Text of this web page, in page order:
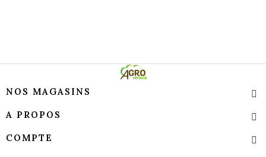
NOS MAGASINS
A PROPOS
COMPTE